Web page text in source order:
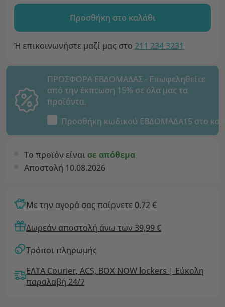
Προσθήκη στο καλάθι
Ή επικοινωνήστε μαζί μας στο 211 234 3231
ΠΡΟΣΦΟΡΑ ΕΒΔΟΜΑΔΑΣ - Επωφεληθείτε
από την έκπτωση 15% σε όλα μας τα
προϊόντα.
Προσθήκη κωδικού ΕΒΔΟΜΑΔΑ15 στο
Το προϊόν είναι σε απόθεμα
Αποστολή 10.08.2026
Με την αγορά σας παίρνετε 0,72 €
Δωρεάν αποστολή άνω των 39,99 €
Τρόποι πληρωμής
ΕΛΤΑ Courier, ACS, BOX NOW lockers | Εύκολη
παραλαβή 24/7